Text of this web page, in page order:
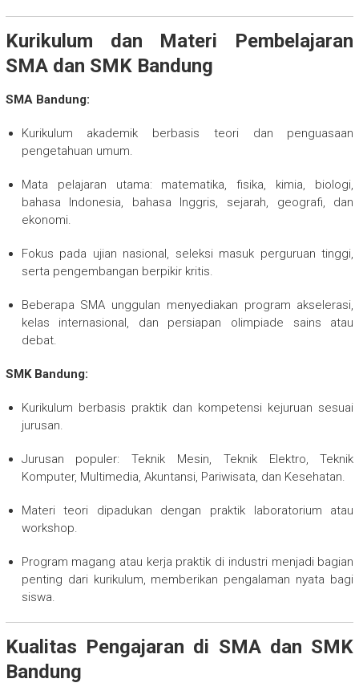
Kurikulum dan Materi Pembelajaran
SMA dan SMK Bandung
SMA Bandung:
Kurikulum akademik berbasis teori dan penguasaan
pengetahuan umum.
Mata pelajaran utama: matematika, fisika, kimia, biologi,
bahasa Indonesia, bahasa Inggris, sejarah, geografi, dan
ekonomi.
Fokus pada ujian nasional, seleksi masuk perguruan tinggi,
serta pengembangan berpikir kritis.
Beberapa SMA unggulan menyediakan program akselerasi,
kelas internasional, dan persiapan olimpiade sains atau
debat.
SMK Bandung:
Kurikulum berbasis praktik dan kompetensi kejuruan sesuai
jurusan.
Jurusan populer: Teknik Mesin, Teknik Elektro, Teknik
Komputer, Multimedia, Akuntansi, Pariwisata, dan Kesehatan.
Materi teori dipadukan dengan praktik laboratorium atau
workshop.
Program magang atau kerja praktik di industri menjadi bagian
penting dari kurikulum, memberikan pengalaman nyata bagi
siswa.
Kualitas Pengajaran di SMA dan SMK
Bandung